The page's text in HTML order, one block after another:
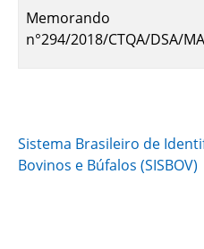
Memorando
n°294/2018/CTQA/DSA/
Sistema Brasileiro de
Bovinos e Búfalos (SISBOV)